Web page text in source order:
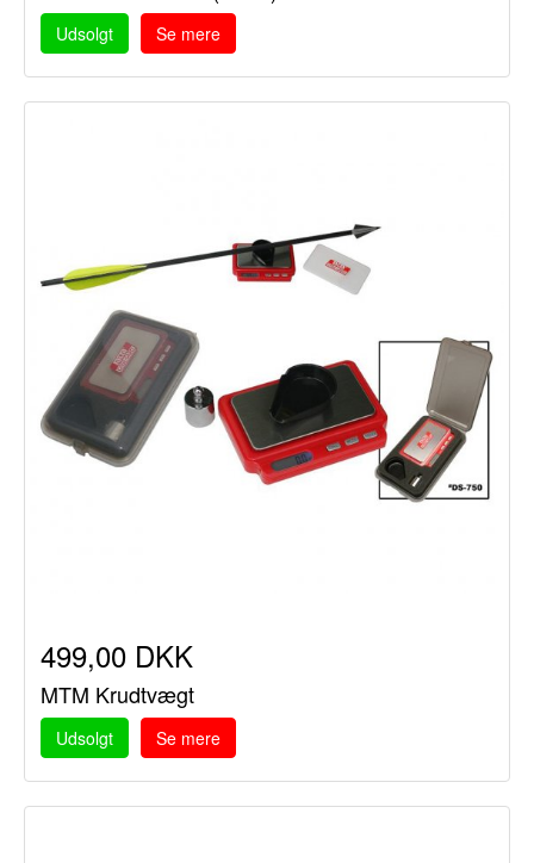
Udsolgt Se mere
499,00 DKK
MTM Krudtvægt
Udsolgt Se mere